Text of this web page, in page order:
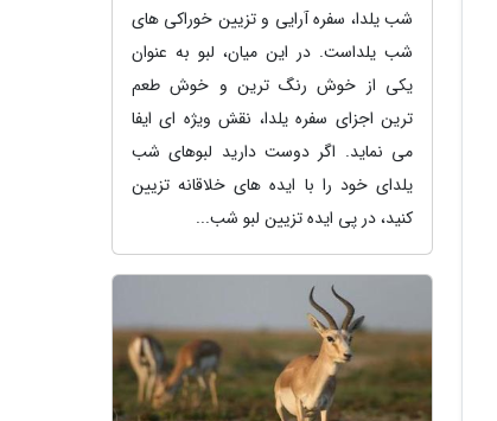
شب یلدا، سفره آرایی و تزیین خوراکی های
شب یلداست. در این میان، لبو به عنوان
یکی از خوش رنگ ترین و خوش طعم
ترین اجزای سفره یلدا، نقش ویژه ای ایفا
می نماید. اگر دوست دارید لبوهای شب
یلدای خود را با ایده های خلاقانه تزیین
کنید، در پی ایده تزیین لبو شب...